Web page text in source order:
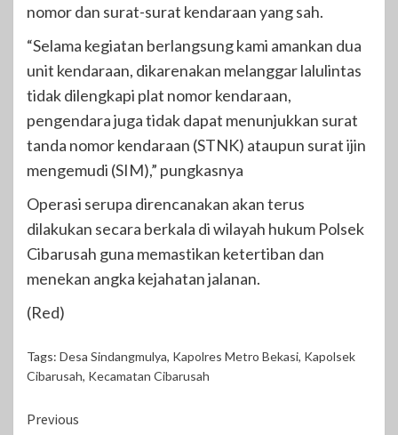
nomor dan surat-surat kendaraan yang sah.
“Selama kegiatan berlangsung kami amankan dua
unit kendaraan, dikarenakan melanggar lalulintas
tidak dilengkapi plat nomor kendaraan,
pengendara juga tidak dapat menunjukkan surat
tanda nomor kendaraan (STNK) ataupun surat ijin
mengemudi (SIM),” pungkasnya
Operasi serupa direncanakan akan terus
dilakukan secara berkala di wilayah hukum Polsek
Cibarusah guna memastikan ketertiban dan
menekan angka kejahatan jalanan.
(Red)
Tags: Desa Sindangmulya, Kapolres Metro Bekasi, Kapolsek
Cibarusah, Kecamatan Cibarusah
Continue
Previous